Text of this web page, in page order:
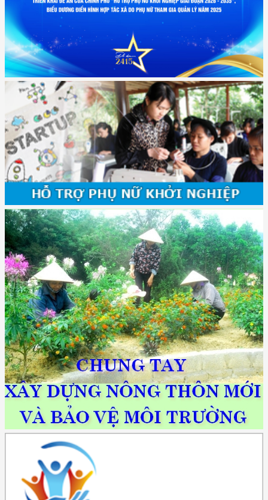
(891/KH-ĐCT) Kế hoạch thực hiện Nghị quyết số 72-NQ/TW ngày
9/9/2025 của Bộ ...
(2415/QĐ-TTg) Quyết định về việc phê duyệt Đề án Hỗ trợ Phụ nữ khởi
nghiệp ...